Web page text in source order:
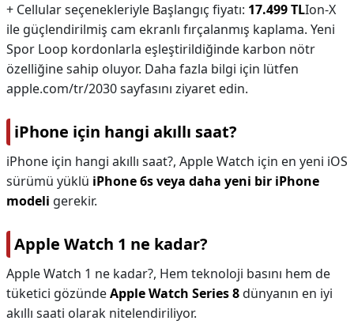
+ Cellular seçenekleriyle Başlangıç fiyatı: 17.499 TLIon-X
ile güçlendirilmiş cam ekranlı fırçalanmış kaplama. Yeni
Spor Loop kordonlarla eşleştirildiğinde karbon nötr
özelliğine sahip oluyor. Daha fazla bilgi için lütfen
apple.com/tr/2030 sayfasını ziyaret edin.
iPhone için hangi akıllı saat?
iPhone için hangi akıllı saat?, Apple Watch için en yeni iOS
sürümü yüklü iPhone 6s veya daha yeni bir iPhone
modeli gerekir.
Apple Watch 1 ne kadar?
Apple Watch 1 ne kadar?, Hem teknoloji basını hem de
tüketici gözündeApple Watch Series 8dünyanın en iyi
akıllı saati olarak nitelendiriliyor.